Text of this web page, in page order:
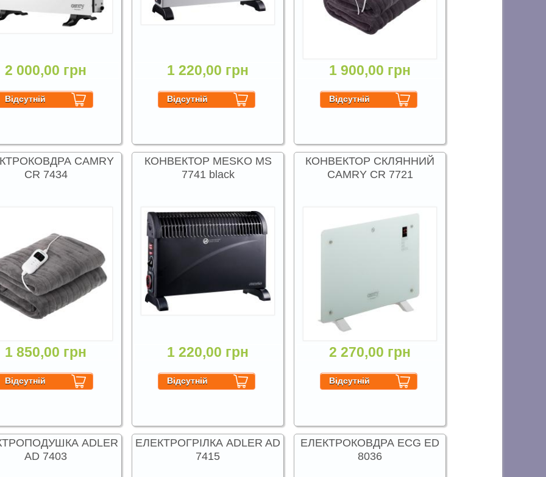
2 000,00 грн 1 220,00 грн 1 900,00 грн
CAMRY
CR 7434
1 850,00 грн
КОНВЕКТОР MESKO MS
7741 black
1 220,00 грн
КОНВЕКТОР СКЛЯННИЙ
CAMRY CR 7721
2 270,00 грн
ADLER
AD 7403
ЕЛЕКТРОГРІЛКА ADLER AD
7415
ЕЛЕКТРОКОВДРА ECG ED
8036